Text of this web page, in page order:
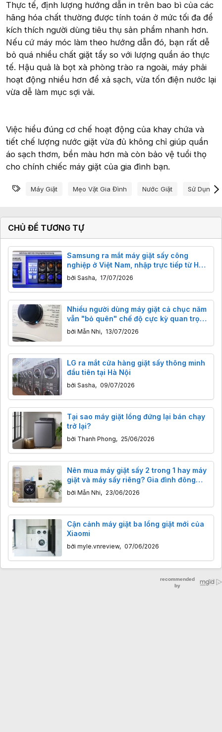
Thực tế, định lượng hướng dẫn in trên bao bì của các
hãng hóa chất thường được tính toán ở mức tối đa để
kích thích người dùng tiêu thụ sản phẩm nhanh hơn.
Nếu cứ máy móc làm theo hướng dẫn đó, bạn rất dễ
bỏ quá nhiều chất giặt tẩy so với lượng quần áo thực
tế. Hậu quả là bọt xà phòng trào ra ngoài, máy phải
hoạt động nhiều hơn để xả sạch, vừa tốn điện nước lại
vừa dễ làm mục sợi vải.
Việc hiểu đúng cơ chế hoạt động của khay chứa và
tiết chế lượng nước giặt vừa đủ không chỉ giúp quần
áo sạch thơm, bền màu hơn mà còn bảo vệ tuổi thọ
cho chính chiếc máy giặt của gia đình bạn.
Từ khóa
Máy Giặt Mẹo Vặt Gia Đình Nước Giặt Sử Dụng
CHỦ ĐỀ TƯƠNG TỰ
Samsung ra mắt máy giặt sấy công
nghiệp ở Việt Nam, nhập trực tiếp từ Hàn
Quốc
bởi Sasha, 17/07/2026
Nhiều người dùng máy giặt cả chục năm
vẫn "bỏ quên" chế độ cực kỳ quan trọng
này
bởi Mẫn Nhi, 13/07/2026
LG ra mắt cửa hàng giặt sấy thông minh
đầu tiên tại Hà Nội
bởi Sasha, 09/07/2026
Tại sao máy giặt lồng đứng lại bán chạy
trở lại?
bởi Thanh Phong, 25/06/2026
Nên mua máy giặt sấy 2 trong 1 hay máy
giặt và máy sấy riêng? Gia đình đông
người coi chừng hụt hẫng
bởi Mẫn Nhi, 23/06/2026
Cận cảnh máy giặt ba lồng giặt mới của
Xiaomi
bởi myle.vnreview, 07/06/2026